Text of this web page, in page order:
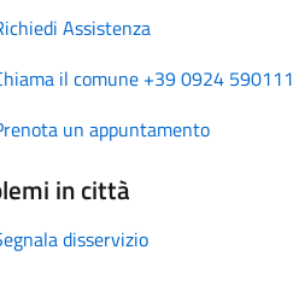
Assistenza
il comune +39 0924 590111
un appuntamento
in città
disservizio